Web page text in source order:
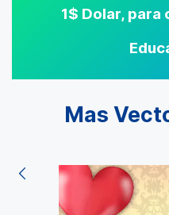
1$ Dolar,
Mas